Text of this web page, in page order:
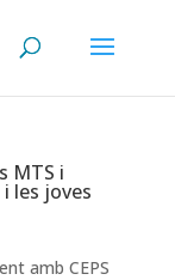
MTS i
les joves
amb CEPS